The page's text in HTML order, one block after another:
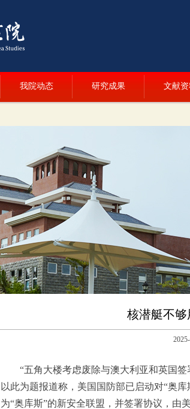
我院动态 研究成果 文献
核潜艇不够
“五角大楼考虑废除与澳大利亚和英国
以此为题报道称，美国国防部已启动对“奥
为“奥库斯”的新安全联盟，并签署协议，由